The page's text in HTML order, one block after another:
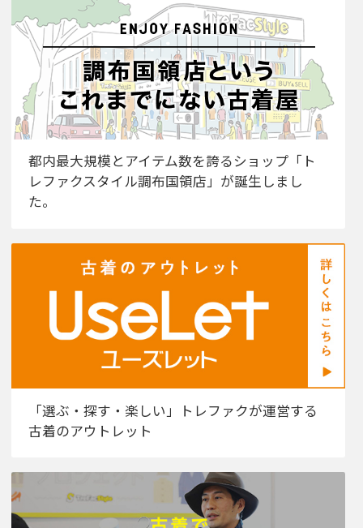
都内最大規模とアイテム数を誇るショップ「ト
レファクスタイル調布国領店」が誕生しまし
た。
「選ぶ・探す・楽しい」トレファクが運営する
古着のアウトレット